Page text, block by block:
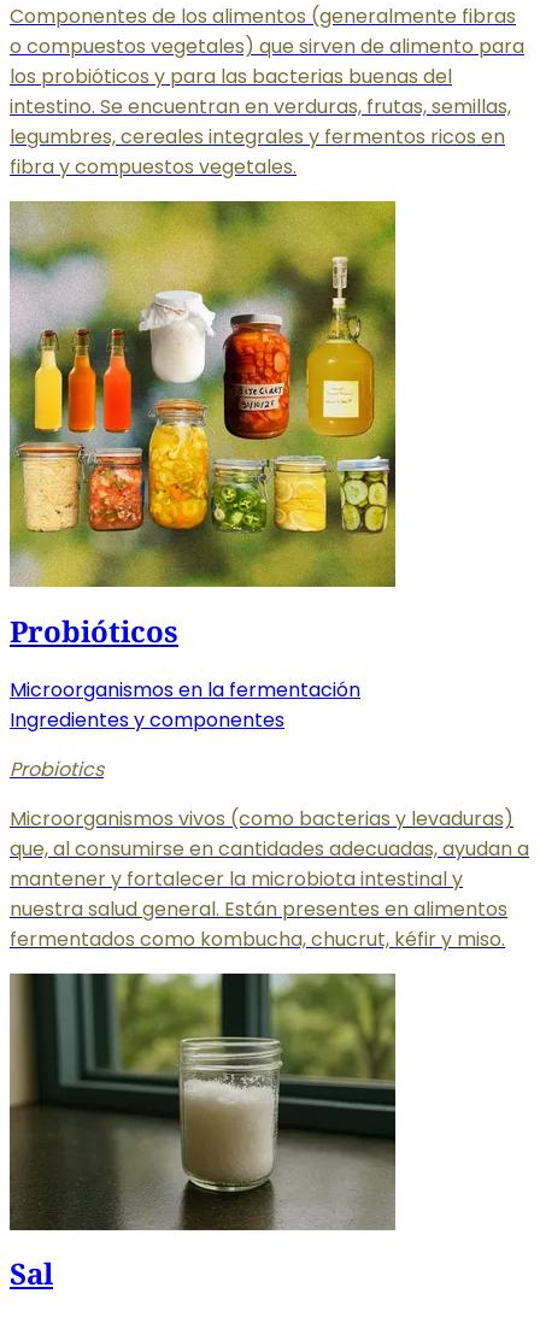
Componentes de los alimentos (generalmente fibras
o compuestos vegetales) que sirven de alimento para
los probióticos y para las bacterias buenas del
intestino. Se encuentran en verduras, frutas, semillas,
legumbres, cereales integrales y fermentos ricos en
fibra y compuestos vegetales.
Probióticos
Microorganismos en la fermentación
Ingredientes y componentes
Probiotics
Microorganismos vivos (como bacterias y levaduras)
que, al consumirse en cantidades adecuadas, ayudan a
mantener y fortalecer la microbiota intestinal y
nuestra salud general. Están presentes en alimentos
fermentados como kombucha, chucrut, kéfir y miso.
Sal